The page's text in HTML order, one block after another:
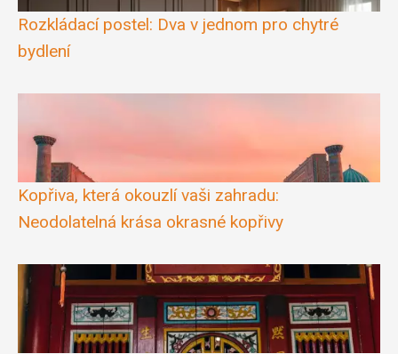
Rozkládací postel: Dva v jednom pro chytré
bydlení
Kopřiva, která okouzlí vaši zahradu:
Neodolatelná krása okrasné kopřivy